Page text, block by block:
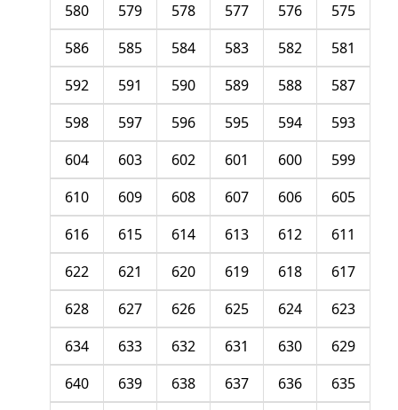
575
576
577
578
579
580
581
582
583
584
585
586
587
588
589
590
591
592
593
594
595
596
597
598
599
600
601
602
603
604
605
606
607
608
609
610
611
612
613
614
615
616
617
618
619
620
621
622
623
624
625
626
627
628
629
630
631
632
633
634
635
636
637
638
639
640